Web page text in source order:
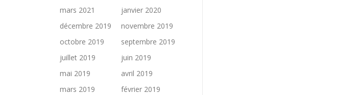
mars 2021
janvier 2020
décembre 2019
novembre 2019
octobre 2019
septembre 2019
juillet 2019
juin 2019
mai 2019
avril 2019
mars 2019
février 2019